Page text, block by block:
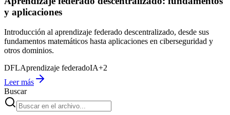
y aplicaciones
Introducción al aprendizaje federado descentralizado, desde sus
fundamentos matemáticos hasta aplicaciones en ciberseguridad y
otros dominios.
DFLAprendizaje federadoIA+2
Leer más
Buscar